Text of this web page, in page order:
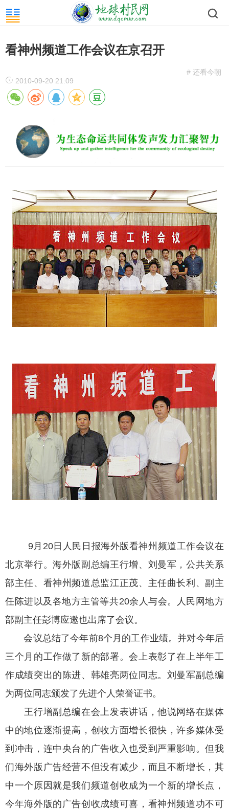
看神州频道工作会议在京召开
# 还看今朝
2010-09-20 21:09
9月20日人民日报海外版看神州频道工作会议在
北京举行。海外版副总编王行增、刘曼军，公共关系
部主任、看神州频道总监江正茂、主任曲长利、副主
任陈进以及各地方主管等共20余人与会。人民网地方
部副主任彭博应邀也出席了会议。
会议总结了今年前8个月的工作业绩。并对今年后
三个月的工作做了新的部署。会上表彰了在上半年工
作成绩突出的陈进、韩雄亮两位同志。刘曼军副总编
为两位同志颁发了先进个人荣誉证书。
王行增副总编在会上发表讲话，他说网络在媒体
中的地位逐渐提高，创收方面增长很快，许多媒体受
到冲击，连中央台的广告收入也受到严重影响。但我
们海外版广告经营不但没有减少，而且不断增长，其
中一个原因就是我们频道创收成为一个新的增长点，
今年海外版的广告创收成绩可喜，看神州频道功不可